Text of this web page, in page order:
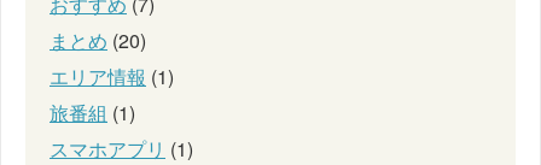
まとめ (20)
エリア情報 (1)
旅番組 (1)
スマホアプリ (1)